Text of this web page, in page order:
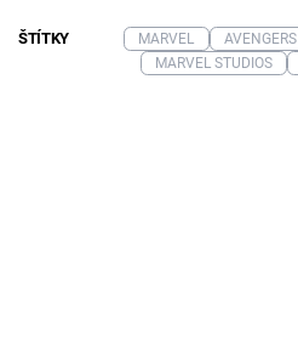
ŠTÍTKY MARVEL AVENGERS
MARVEL STUDIOS